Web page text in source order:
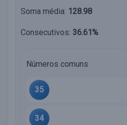
Soma média: 128.98
Consecutivos: 36.61%
Números comuns
35
34